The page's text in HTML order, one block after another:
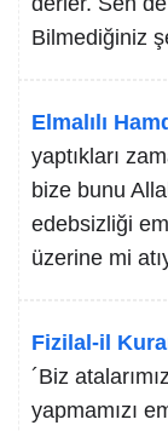
Bilmediğiniz
Elmalılı
yaptıkları
bize bunu
edebsizliği
üzerine mi
Fizilal-il
´Biz
yapmamızı